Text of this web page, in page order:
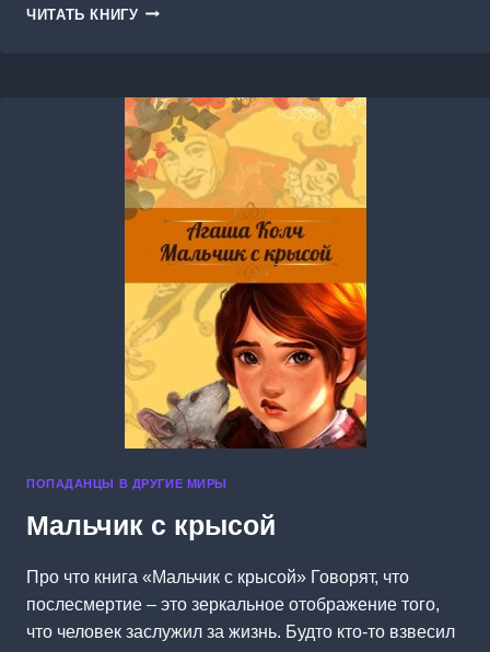
ЧИТАТЬ КНИГУ КАТОРЖАНКА
ПОПАДАНЦЫ В ДРУГИЕ МИРЫ
Мальчик с крысой
Про что книга «Мальчик с крысой» Говорят, что
послесмертие – это зеркальное отображение того,
что человек заслужил за жизнь. Будто кто-то взвесил